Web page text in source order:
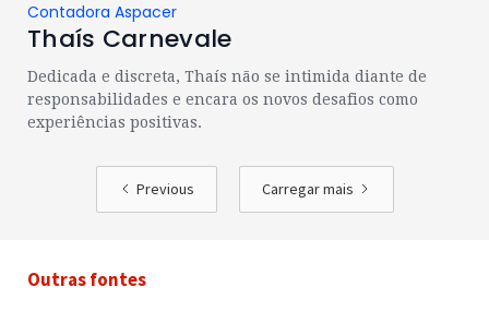
Contadora Aspacer
Thaís Carnevale
Dedicada e discreta, Thaís não se intimida diante de
responsabilidades e encara os novos desafios como
experiências positivas.
Previous Carregar mais
Outras fontes